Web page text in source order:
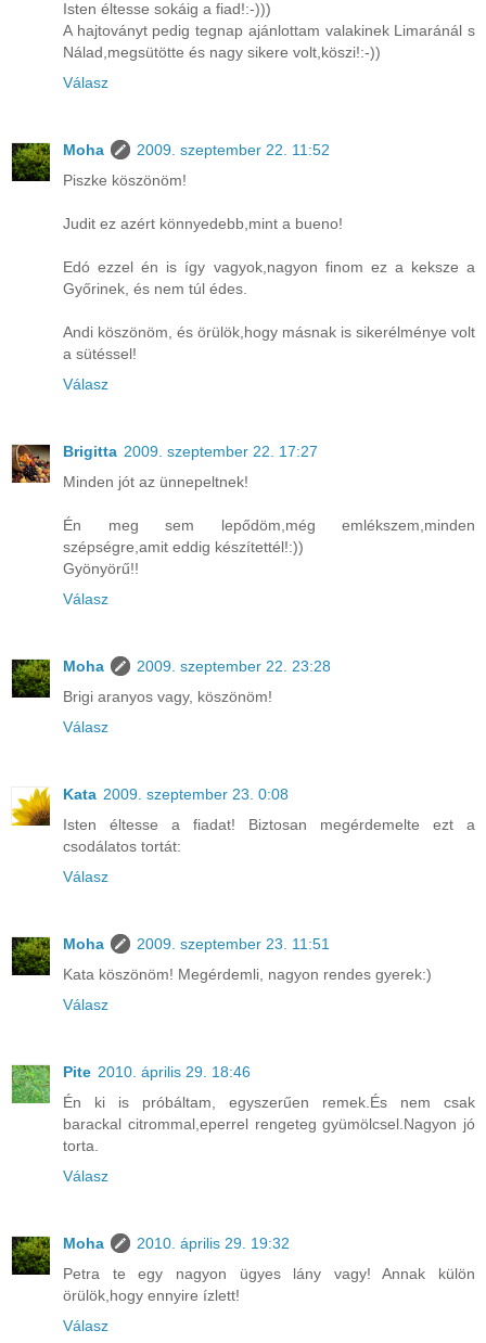
Isten éltesse sokáig a fiad!:-)))
A hajtoványt pedig tegnap ajánlottam valakinek Limaránál s
Nálad,megsütötte és nagy sikere volt,köszi!:-))
Válasz
Moha
2009. szeptember 22. 11:52
Piszke köszönöm!
Judit ez azért könnyedebb,mint a bueno!
Edó ezzel én is így vagyok,nagyon finom ez a keksze a
Győrinek, és nem túl édes.
Andi köszönöm, és örülök,hogy másnak is sikerélménye volt
a sütéssel!
Válasz
Brigitta 2009. szeptember 22. 17:27
Minden jót az ünnepeltnek!
Én meg sem lepődöm,még emlékszem,minden
szépségre,amit eddig készítettél!:))
Gyönyörű!!
Válasz
Moha
2009. szeptember 22. 23:28
Brigi aranyos vagy, köszönöm!
Válasz
Kata 2009. szeptember 23. 0:08
Isten éltesse a fiadat! Biztosan megérdemelte ezt a
csodálatos tortát:
Válasz
Moha
2009. szeptember 23. 11:51
Kata köszönöm! Megérdemli, nagyon rendes gyerek:)
Válasz
Pite 2010. április 29. 18:46
Én ki is próbáltam, egyszerűen remek.És nem csak
barackal citrommal,eperrel rengeteg gyümölcsel.Nagyon jó
torta.
Válasz
Moha
2010. április 29. 19:32
Petra te egy nagyon ügyes lány vagy! Annak külön
örülök,hogy ennyire ízlett!
Válasz